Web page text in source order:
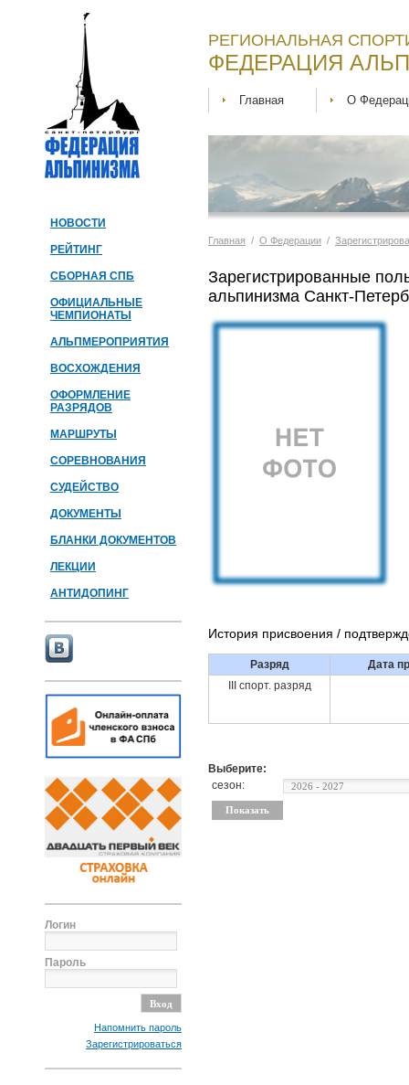
НОВОСТИ
РЕЙТИНГ
СБОРНАЯ СПБ
ОФИЦИАЛЬНЫЕ
ЧЕМПИОНАТЫ
АЛЬПМЕРОПРИЯТИЯ
ВОСХОЖДЕНИЯ
ОФОРМЛЕНИЕ
РАЗРЯДОВ
МАРШРУТЫ
СОРЕВНОВАНИЯ
СУДЕЙСТВО
ДОКУМЕНТЫ
БЛАНКИ ДОКУМЕНТОВ
ЛЕКЦИИ
АНТИДОПИНГ
Логин
Пароль
Напомнить пароль
Зарегистрироваться
РЕГИОНАЛЬНАЯ
ФЕДЕРАЦИЯ
Главная О
Главная / О Федерации /
Зарегистрированные
альпинизма Санкт-
История присвоения /
Разряд
Дата
III спорт. разряд
Выберите:
сезон: